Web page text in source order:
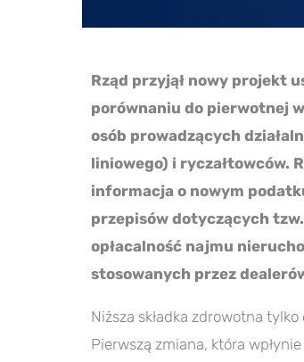
Rząd przyjął nowy projekt
porównaniu do pierwotnej
osób prowadzących
liniowego) i ryczałtowców.
informacja o nowym
przepisów dotyczących
opłacalność najmu
stosowanych przez
Niższa składka zdrowotna tylko
Pierwszą zmiana, która